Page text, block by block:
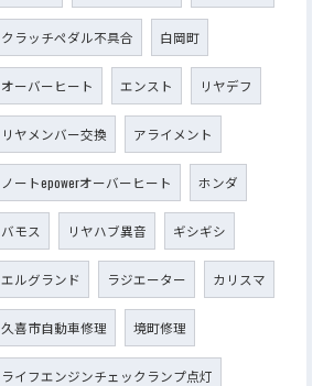
クラッチペダル不具合 白岡町
オーバーヒート エンスト リヤデフ
リヤメンバー交換 アライメント
ノートepowerオーバーヒート ホンダ
バモス リヤハブ異音 ギシギシ
エルグランド ラジエーター カリスマ
久喜市自動車修理 境町修理
ライフエンジンチェックランプ点灯